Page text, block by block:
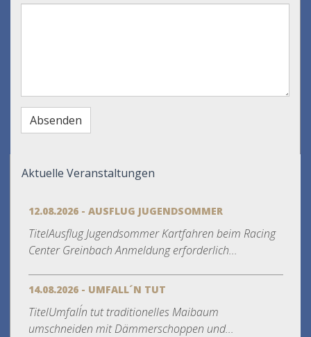
Aktuelle Veranstaltungen
12.08.2026 - AUSFLUG JUGENDSOMMER
TitelAusflug Jugendsommer Kartfahren beim Racing
Center Greinbach Anmeldung erforderlich...
14.08.2026 - UMFALL´N TUT
TitelUmfall´n tut traditionelles Maibaum
umschneiden mit Dämmerschoppen und...